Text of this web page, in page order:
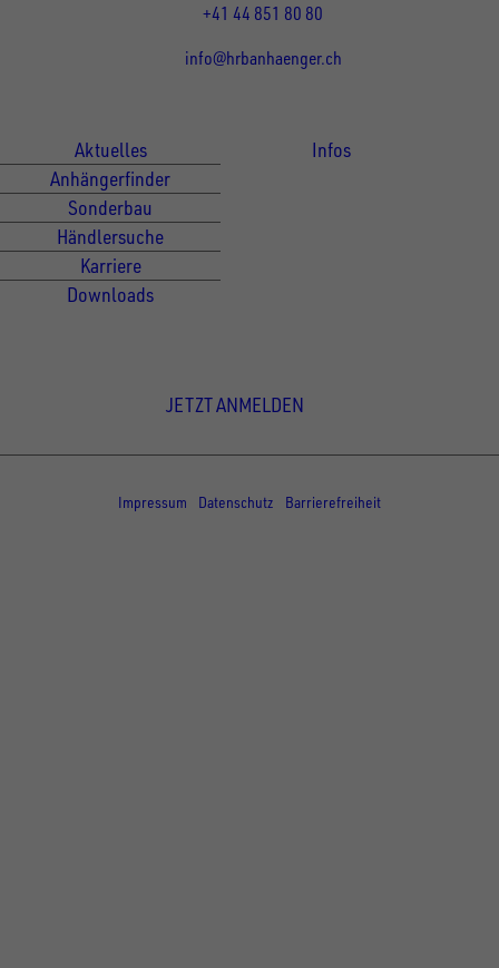
+41 44 851 80 80
info@hrbanhaenger.ch
Aktuelles
Anhängerfinder
Sonderbau
Händlersuche
Karriere
Downloads
Infos
JETZT ANMELDEN
Impressum
Datenschutz Barrierefreiheit